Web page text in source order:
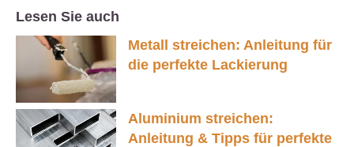
Lesen Sie auch
Metall streichen: Anleitung für
die perfekte Lackierung
Aluminium streichen:
Anleitung & Tipps für perfekte